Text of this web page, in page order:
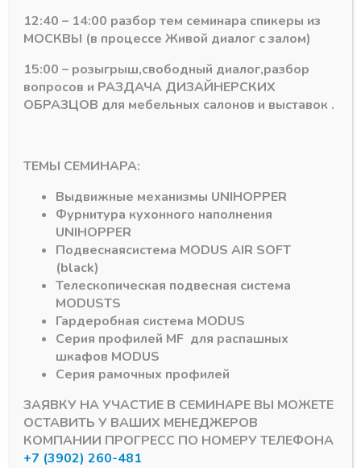
Профили алюминиевые фасадные
Угол фасадный с
шурупами широкий
В наличии
57,80₽
Артикул:
Профили алюминиевые
матовый Р11)
Профиль рамочных ,
В наличии
2300,00
Артикул:MZ 01 - Р11
12:40 – 14:00 разбор тем семинара спикеры из
МОСКВЫ (в процессе Живой диалог с залом)
15:00 – розыгрыш,свободный диалог,разбор
вопросов и РАЗДАЧА ДИЗАЙНЕРСКИХ
ОБРАЗЦОВ для мебельных салонов и выставок .
ТЕМЫ СЕМИНАРА:
Выдвижные механизмы UNIHOPPER
Фурнитура кухонного наполнения
UNIHOPPER
Подвеснаясистема MODUS AIR SOFT
(black)
Телескопическая подвесная система
MODUSTS
Гардеробная система MODUS
Серия профилей MF для распашных
шкафов MODUS
Серия рамочных профилей
ЗАЯВКУ НА УЧАСТИЕ В СЕМИНАРЕ ВЫ МОЖЕТЕ
ОСТАВИТЬ У ВАШИХ МЕНЕДЖЕРОВ
КОМПАНИИ ПРОГРЕСС ПО НОМЕРУ ТЕЛЕФОНА
+7 (3902) 260-481